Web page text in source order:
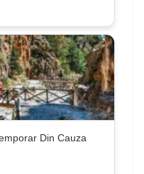
Din Cauza